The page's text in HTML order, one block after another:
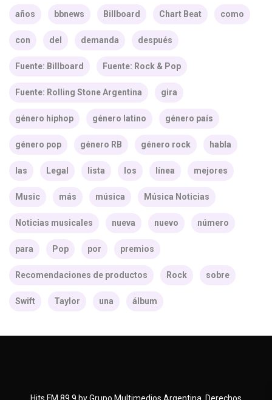
años bbnews Billboard Chart Beat como
con del demanda después
Fuente: Billboard Fuente: Rock & Pop
Fuente: Rolling Stone Argentina gira
género hiphop género latino género país
género pop género RB género rock habla
las Legal lista los línea mejores
Music más música Música Noticias
Noticias musicales nueva nuevo número
para Pop por premios
Recomendaciones de productos Rock sobre
Swift Taylor una álbum